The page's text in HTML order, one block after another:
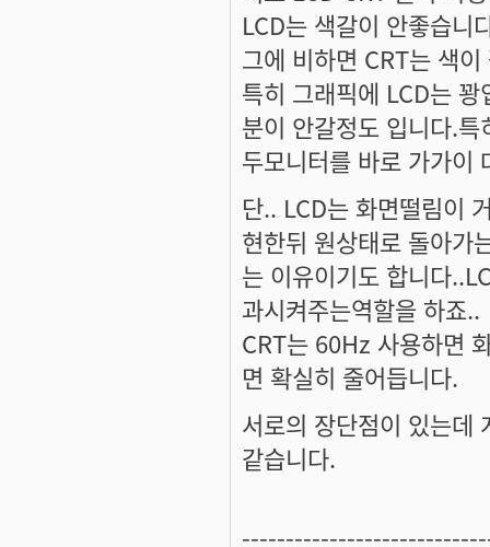
LCD는 색갈이 안좋습니
그에 비하면 CRT는 색
특히 그래픽에 LCD는
분이 안갈정도 입니다.
두모니터를 바로 가가이
단.. LCD는 화면떨림이
현한뒤 원상태로 돌아가
는 이유이기도 합니다
과시켜주는역할을 하죠..
CRT는 60Hz 사용하면
면 확실히 줄어듭니다.
서로의 장단점이 있는데
같습니다.